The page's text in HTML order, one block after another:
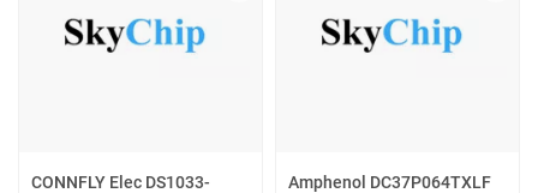
CONNFLY Elec DS1033-
Amphenol DC37P064TXLF